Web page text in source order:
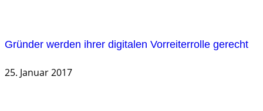
Gründer werden ihrer digitalen Vorreiterrolle gerecht
25. Januar 2017